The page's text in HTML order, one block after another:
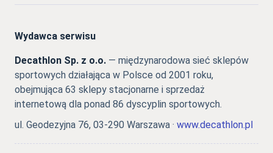
Wydawca serwisu
Decathlon Sp. z o.o. — międzynarodowa sieć sklepów
sportowych działająca w Polsce od 2001 roku,
obejmująca 63 sklepy stacjonarne i sprzedaż
internetową dla ponad 86 dyscyplin sportowych.
ul. Geodezyjna 76, 03-290 Warszawa · www.decathlon.pl